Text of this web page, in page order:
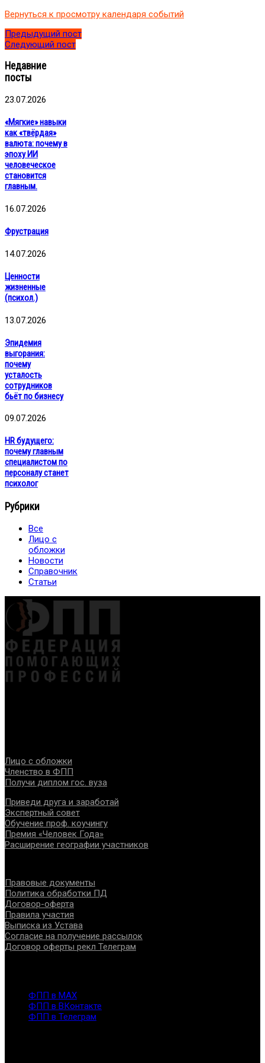
бизнес-
партнером»
Вернуться к просмотру календаря событий
Предыдущий пост
Следующий пост
Недавние
посты
23.07.2026
«Мягкие» навыки
как «твёрдая»
валюта: почему в
эпоху ИИ
человеческое
становится
главным.
16.07.2026
Фрустрация
14.07.2026
Ценности
жизненные
(психол.)
13.07.2026
Эпидемия
выгорания:
почему
усталость
сотрудников
бьёт по бизнесу
09.07.2026
HR будущего:
почему главным
специалистом по
персоналу станет
психолог
Рубрики
Все
Лицо с
обложки
Новости
Справочник
Статьи
Лицо с обложки
Членство в ФПП
Получи диплом гос. вуза
Приведи друга и заработай
Экспертный совет
Обучение проф. коучингу
Премия «Человек Года»
Расширение географии участников
Правовые документы
Политика обработки ПД
Договор-оферта
Правила участия
Выписка из Устава
Согласие на получение рассылок
Договор оферты рекл Телеграм
ФПП в МАХ
ФПП в ВКонтакте
ФПП в Телеграм